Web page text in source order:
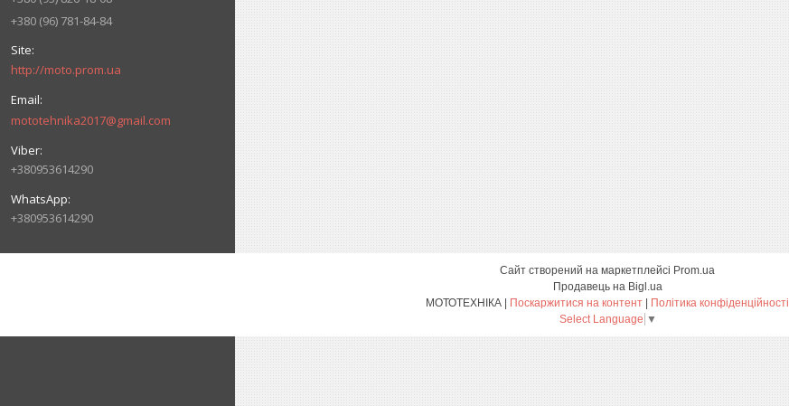
+380 (96) 781-84-84
http://moto.prom.ua
mototehnika2017@gmail.com
+380953614290
+380953614290
Сайт створений на маркетплейсі Prom.ua
Продавець на Bigl.ua
МОТОТЕХНІКА | Поскаржитися на контент | Політика конфіденційності
Select Language ▼